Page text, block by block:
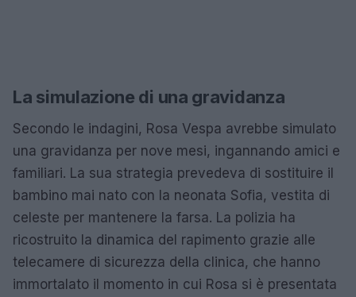
La simulazione di una gravidanza
Secondo le indagini, Rosa Vespa avrebbe simulato
una gravidanza per nove mesi, ingannando amici e
familiari. La sua strategia prevedeva di sostituire il
bambino mai nato con la neonata Sofia, vestita di
celeste per mantenere la farsa. La polizia ha
ricostruito la dinamica del rapimento grazie alle
telecamere di sicurezza della clinica, che hanno
immortalato il momento in cui Rosa si è presentata